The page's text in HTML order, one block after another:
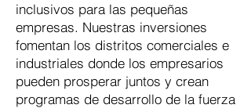
inclusivos para las pequeñas
empresas. Nuestras inversiones
fomentan los distritos comerciales e
industriales donde los empresarios
pueden prosperar juntos y crean
programas de desarrollo de la fuerza